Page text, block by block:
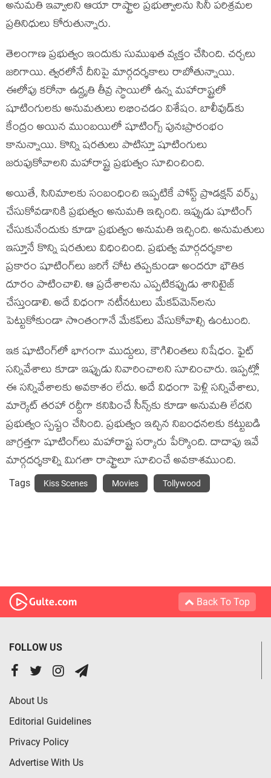
అనుమ‌తి ఇవ్వాల‌ని ఆయా రాష్ట్రాల ప్ర‌భుత్వాల‌ను సినీ ప‌రిశ్ర‌మ‌ల
ప్ర‌తినిధులు కోరుతున్నారు.
తెలంగాణ ప్ర‌భుత్వం ఇందుకు సుముఖత వ్య‌క్తం చేసింది. చ‌ర్చ‌లు
జ‌రిగాయి. త్వ‌ర‌లోనే దీనిపై మార్గ‌ద‌ర్శ‌కాలు రాబోతున్నాయి.
ఈలోపు క‌రోనా ఉద్దృతి తీవ్ర స్థాయిలో ఉన్న మ‌హారాష్ట్రలో
షూటింగుల‌కు అనుమ‌తులు ల‌భించ‌డం విశేషం. బాలీవుడ్‌కు
కేంద్రం అయిన ముంబ‌యిలో షూటింగ్స్ పునఃప్రారంభం
కానున్నాయి. కొన్ని ష‌ర‌తులు పాటిస్తూ షూటింగులు
జ‌రుపుకోవాల‌ని మ‌హారాష్ట్ర ప్ర‌భుత్వం సూచించింది.
అయితే, సినిమాలకు సంబంధించి ఇప్పటికే పోస్ట్ ప్రొడక్షన్ వర్క్స్
చేసుకోవడానికి ప్రభుత్వం అనుమతి ఇచ్చింది. ఇప్పుడు షూటింగ్
చేసుకునేందుకు కూడా ప్రభుత్వం అనుమతి ఇచ్చింది. అనుమతులు
ఇస్తూనే కొన్ని షరతులు విధించింది. ప్ర‌భుత్వ మార్గ‌ద‌ర్శ‌కాల
ప్ర‌కారం షూటింగ్‌లు జ‌రిగే చోట‌ తప్పకుండా అంద‌రూ భౌతిక
దూరం పాటించాలి. ఆ ప్ర‌దేశాల‌ను ఎప్పటికప్పుడు శానిటైజ్
చేస్తుండాలి. అదే విధంగా నటీనటులు మేక‌ప్‌మెన్‌ల‌ను
పెట్టుకోకుండా సొంతంగానే మేక‌ప్‌లు వేసుకోవాల్సి ఉంటుంది.
ఇక షూటింగ్‌లో భాగంగా ముద్దులు, కౌగిలింతలు నిషేధం. ఫైట్
స‌న్నివేశాలు కూడా ఇప్పుడు నివారించాల‌ని సూచించారు. ఇప్ప‌ట్లో
ఈ స‌న్నివేశాల‌కు అవ‌కాశం లేదు. అదే విధంగా పెళ్లి స‌న్నివేశాలు,
మార్కెట్ త‌ర‌హా ర‌ద్దీగా క‌నిపించే సీన్స్‌కు కూడా అనుమతి లేదని
ప్రభుత్వం స్పష్టం చేసింది. ప్రభుత్వం ఇచ్చిన నిబంధనలకు కట్టుబడి
జాగ్ర‌త్త‌గా షూటింగ్‌లు మ‌హారాష్ట్ర స‌ర్కారు పేర్కొంది. దాదాపు ఇవే
మార్గ‌ద‌ర్శ‌కాల్ని మిగ‌తా రాష్ట్రాలూ సూచించే అవ‌కాశ‌ముంది.
Tags Kiss Scenes Movies Tollywood
Back To Top
FOLLOW US
About Us
Editorial Guidelines
Privacy Policy
Advertise With Us